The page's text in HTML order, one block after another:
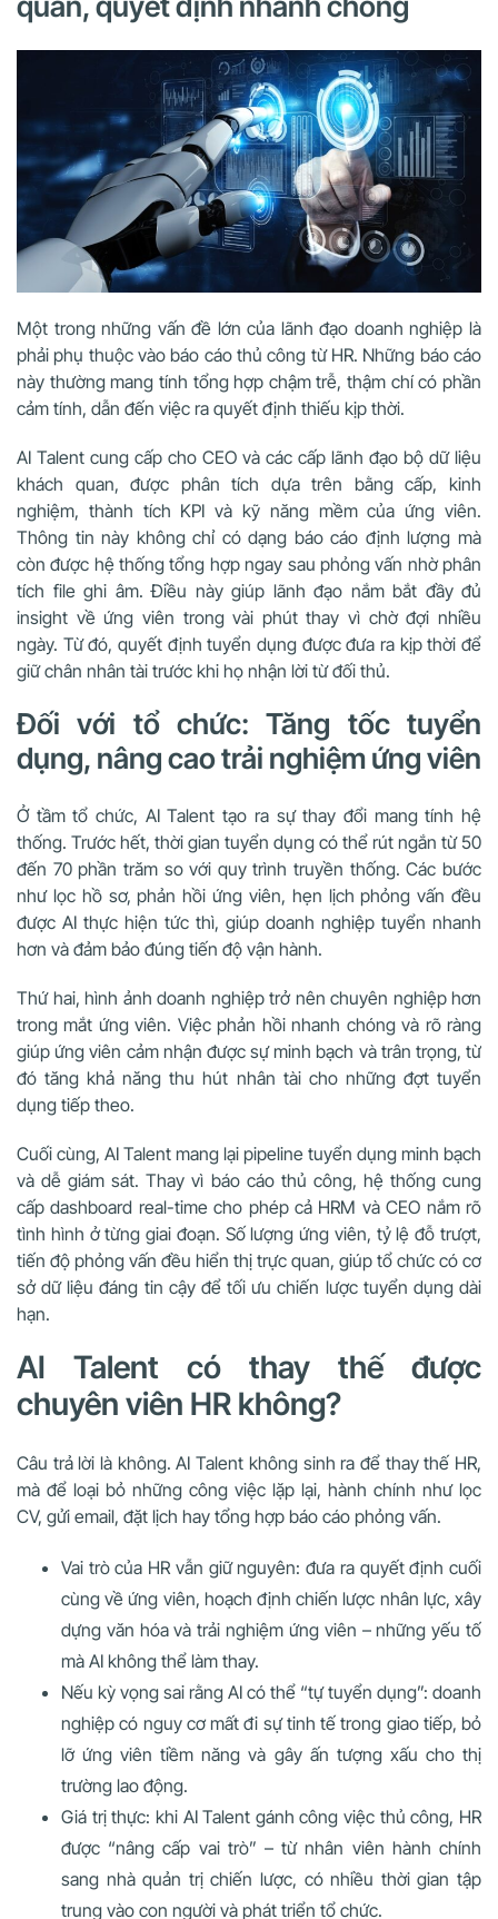
Một trong những vấn đề lớn của lãnh đạo doanh nghiệp là
phải phụ thuộc vào báo cáo thủ công từ HR. Những báo cáo
này thường mang tính tổng hợp chậm trễ, thậm chí có phần
cảm tính, dẫn đến việc ra quyết định thiếu kịp thời.
AI Talent cung cấp cho CEO và các cấp lãnh đạo bộ dữ liệu
khách quan, được phân tích dựa trên bằng cấp, kinh
nghiệm, thành tích KPI và kỹ năng mềm của ứng viên.
Thông tin này không chỉ có dạng báo cáo định lượng mà
còn được hệ thống tổng hợp ngay sau phỏng vấn nhờ phân
tích file ghi âm. Điều này giúp lãnh đạo nắm bắt đầy đủ
insight về ứng viên trong vài phút thay vì chờ đợi nhiều
ngày. Từ đó, quyết định tuyển dụng được đưa ra kịp thời để
giữ chân nhân tài trước khi họ nhận lời từ đối thủ.
Đối với tổ chức: Tăng tốc tuyển
dụng, nâng cao trải nghiệm ứng viên
Ở tầm tổ chức, AI Talent tạo ra sự thay đổi mang tính hệ
thống. Trước hết, thời gian tuyển dụng có thể rút ngắn từ 50
đến 70 phần trăm so với quy trình truyền thống. Các bước
như lọc hồ sơ, phản hồi ứng viên, hẹn lịch phỏng vấn đều
được AI thực hiện tức thì, giúp doanh nghiệp tuyển nhanh
hơn và đảm bảo đúng tiến độ vận hành.
Thứ hai, hình ảnh doanh nghiệp trở nên chuyên nghiệp hơn
trong mắt ứng viên. Việc phản hồi nhanh chóng và rõ ràng
giúp ứng viên cảm nhận được sự minh bạch và trân trọng, từ
đó tăng khả năng thu hút nhân tài cho những đợt tuyển
dụng tiếp theo.
Cuối cùng, AI Talent mang lại pipeline tuyển dụng minh bạch
và dễ giám sát. Thay vì báo cáo thủ công, hệ thống cung
cấp dashboard real-time cho phép cả HRM và CEO nắm rõ
tình hình ở từng giai đoạn. Số lượng ứng viên, tỷ lệ đỗ trượt,
tiến độ phỏng vấn đều hiển thị trực quan, giúp tổ chức có cơ
sở dữ liệu đáng tin cậy để tối ưu chiến lược tuyển dụng dài
hạn.
AI Talent có thay thế được
chuyên viên HR không?
Câu trả lời là không. AI Talent không sinh ra để thay thế HR,
mà để loại bỏ những công việc lặp lại, hành chính như lọc
CV, gửi email, đặt lịch hay tổng hợp báo cáo phỏng vấn.
Vai trò của HR vẫn giữ nguyên: đưa ra quyết định cuối
cùng về ứng viên, hoạch định chiến lược nhân lực, xây
dựng văn hóa và trải nghiệm ứng viên – những yếu tố
mà AI không thể làm thay.
Nếu kỳ vọng sai rằng AI có thể “tự tuyển dụng”: doanh
nghiệp có nguy cơ mất đi sự tinh tế trong giao tiếp, bỏ
lỡ ứng viên tiềm năng và gây ấn tượng xấu cho thị
trường lao động.
Giá trị thực: khi AI Talent gánh công việc thủ công, HR
được “nâng cấp vai trò” – từ nhân viên hành chính
sang nhà quản trị chiến lược, có nhiều thời gian tập
trung vào con người và phát triển tổ chức.